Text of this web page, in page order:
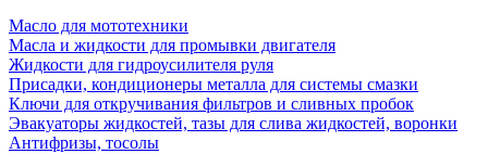
Масло для мототехники
Масла и жидкости для промывки двигателя
Жидкости для гидроусилителя руля
Присадки, кондиционеры металла для системы смазки
Ключи для откручивания фильтров и сливных пробок
Эвакуаторы жидкостей, тазы для слива жидкостей, воронки
Антифризы, тосолы